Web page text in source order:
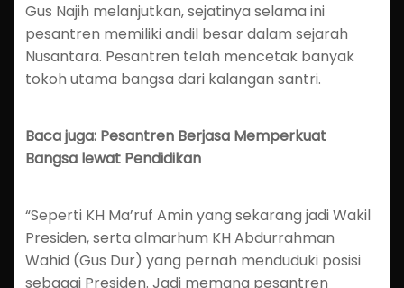
Gus Najih melanjutkan, sejatinya selama ini
pesantren memiliki andil besar dalam sejarah
Nusantara. Pesantren telah mencetak banyak
tokoh utama bangsa dari kalangan santri.
Baca juga: Pesantren Berjasa Memperkuat
Bangsa lewat Pendidikan
“Seperti KH Ma’ruf Amin yang sekarang jadi Wakil
Presiden, serta almarhum KH Abdurrahman
Wahid (Gus Dur) yang pernah menduduki posisi
sebagai Presiden. Jadi memang pesantren